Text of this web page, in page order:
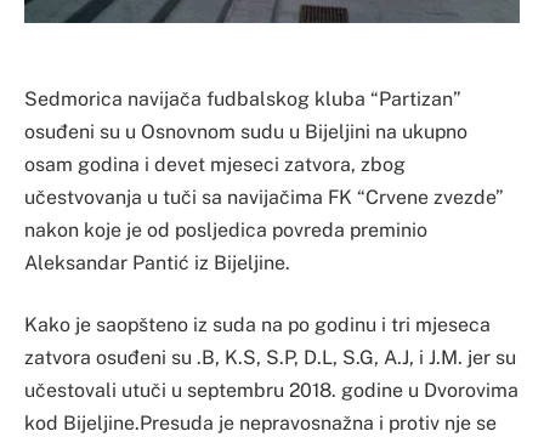
Sedmorica navijača fudbalskog kluba “Partizan”
osuđeni su u Osnovnom sudu u Bijeljini na ukupno
osam godina i devet mjeseci zatvora, zbog
učestvovanja u tuči sa navijačima FK “Crvene zvezde”
nakon koje je od posljedica povreda preminio
Aleksandar Pantić iz Bijeljine.
Kako je saopšteno iz suda na po godinu i tri mjeseca
zatvora osuđeni su .B, K.S, S.P, D.L, S.G, A.J, i J.M. jer su
učestovali utuči u septembru 2018. godine u Dvorovima
kod Bijeljine.Presuda je nepravosnažna i protiv nje se